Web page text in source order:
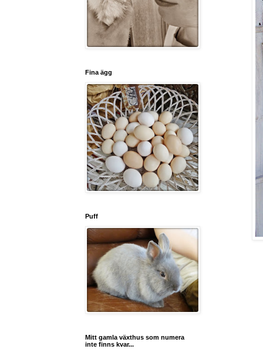
Fina ägg
Puff
Mitt gamla växthus som numera
inte finns kvar...